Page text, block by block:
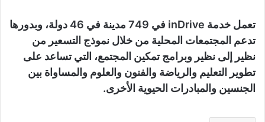
تعمل خدمة inDrive في 749 مدينة في 46 دولة، وبدورها
تدعم المجتمعات المحلية من خلال نموذج التسعير من
نظير إلى نظير وبرامج تمكين المجتمع، التي تساعد على
تطوير التعليم والرياضة والفنون والعلوم والمساواة بين
الجنسين والمبادرات الحيوية الأخرى.